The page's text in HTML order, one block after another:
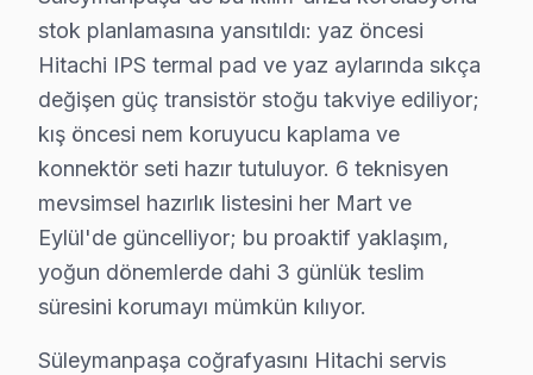
Süleymanpaşa Hitachi TV Ekran Anakart Profesyonel Servis
Süleymanpaşa'da Hitachi TV'niz bozulduğunda
• Süleymanpaşa'de 25+ sertifikalı teknisyen Hitachi
• Süleymanpaşa'de sadece orijinal parça
• Termal kamera ve osiloskop kullanarak arızalı
Aklınızda bulunsun:, Tekirdağ Müzesi, Namık
Süleymanpaşa Hitachi TV Yerleştirme ve
Yeni bir Hitachi televizyon aldıysanız,
Sunduğumuz kurulum seçenekleri:
stok planlamasına yansıtıldı: yaz öncesi
Hitachi IPS termal pad ve yaz aylarında sıkça
değişen güç transistör stoğu takviye ediliyor;
kış öncesi nem koruyucu kaplama ve
konnektör seti hazır tutuluyor. 6 teknisyen
mevsimsel hazırlık listesini her Mart ve
Eylül'de güncelliyor; bu proaktif yaklaşım,
yoğun dönemlerde dahi 3 günlük teslim
süresini korumayı mümkün kılıyor.
Süleymanpaşa coğrafyasını Hitachi servis